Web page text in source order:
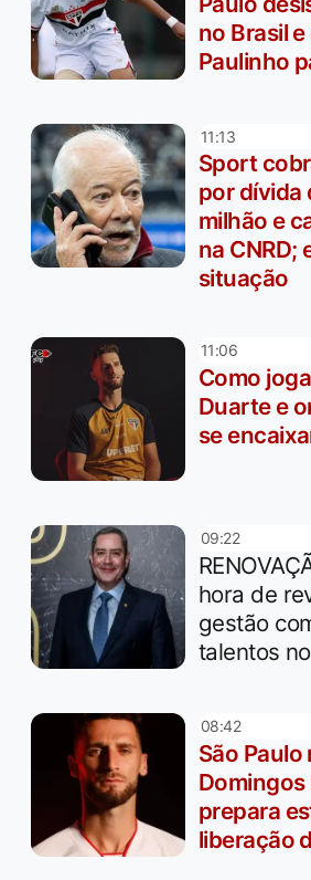
no Brasil
Paulinho
11:13
Sport
por dívida
milhão e
na CNRD;
situação
11:06
Como
Duarte e
se
09:22
hora de
gestão
talentos
08:42
São
Domingos
prepara
liberação